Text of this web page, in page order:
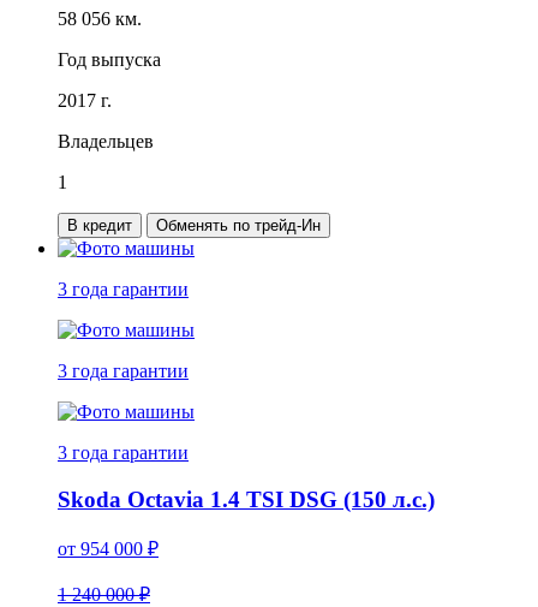
58 056 км.
Год выпуска
2017 г.
Владельцев
1
В кредит Обменять по трейд-Ин
3 года гарантии
3 года гарантии
3 года гарантии
Skoda Octavia 1.4 TSI DSG (150 л.с.)
от 954 000 ₽
1 240 000 ₽